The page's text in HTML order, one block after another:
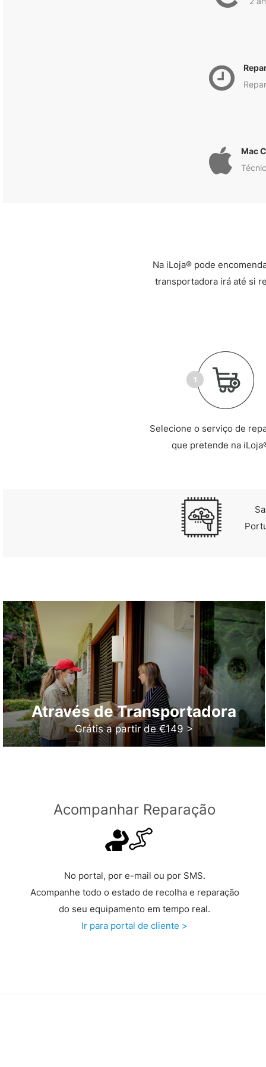
Mac
Na iLoja® pode
transportadora irá até si
Selecione o serviço de
que pretende na
Através de Transportadora
Grátis a partir de €149 >
Acompanhar Reparação
No portal, por e-mail ou por SMS.
Acompanhe todo o estado de recolha e reparação
do seu equipamento em tempo real.
Ir para portal de cliente >